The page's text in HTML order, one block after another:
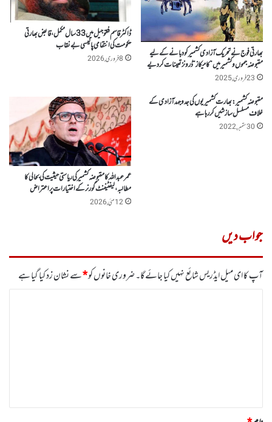
بھارتی فوج نے تحریک آزادی کشمیرکو دبانے کے لیے
مقبوضہ جموں وکشمیرمیں”کامیکاز”ڈرونز تعینات کردیے
23 فروری, 2025
ڈاکٹر قاسم فکتو جیل میں 33 سال مکمل، قابض بھارتی
حکومت کی انتقامی پالیسی بے نقاب
8 فروری, 2026
مقبوضہ کشمیر:بھارت کشمیریوں کی جدوجہد آزادی کے
خلاف مسلسل سازشیں کر رہا ہے
30 ستمبر, 2022
عمر عبداللہ کامقبوضہ کشمیر کی ریاستی حیثیت کی بحالی کا
مطالبہ،لیفٹیننٹ گورنر کے اختیارات پر اعتراض
12 مئی, 2026
جواب دیں
آپ کا ای میل ایڈریس شائع نہیں کیا جائے گا۔ضروری خانوں کو*سے نشان زد کیا گیا ہے